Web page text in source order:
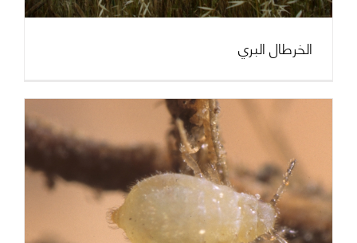
الخرطال البري